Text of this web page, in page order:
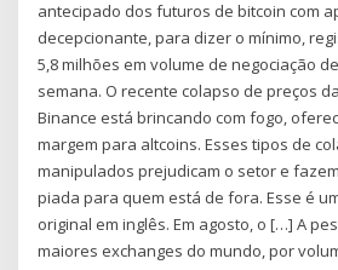
antecipado dos futuros de bitcoin com
decepcionante, para dizer o mínimo,
5,8 milhões em volume de negociação
semana. O recente colapso de preços
Binance está brincando com fogo,
margem para altcoins. Esses tipos de
manipulados prejudicam o setor e
piada para quem está de fora. Esse é
original em inglês. Em agosto, o […] A
maiores exchanges do mundo, por